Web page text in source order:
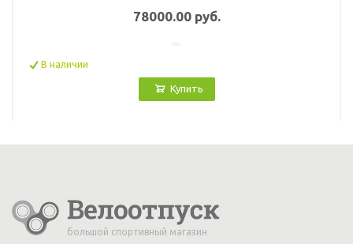
78000.00 руб.
В наличии
Купить
большой спортивный магазин